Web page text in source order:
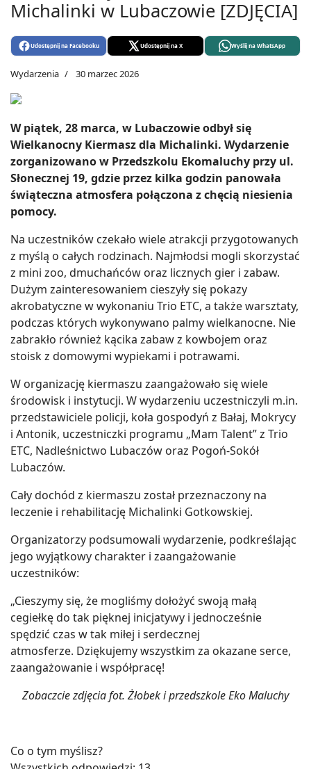
Michalinki w Lubaczowie [ZDJĘCIA]
Udostępnij na Facebooku Udostępnij na X Wyślij na WhatsApp
Wydarzenia 30 marzec 2026
W piątek, 28 marca, w Lubaczowie odbył się
Wielkanocny Kiermasz dla Michalinki. Wydarzenie
zorganizowano w Przedszkolu Ekomaluchy przy ul.
Słonecznej 19, gdzie przez kilka godzin panowała
świąteczna atmosfera połączona z chęcią niesienia
pomocy.
Na uczestników czekało wiele atrakcji przygotowanych
z myślą o całych rodzinach. Najmłodsi mogli skorzystać
z mini zoo, dmuchańców oraz licznych gier i zabaw.
Dużym zainteresowaniem cieszyły się pokazy
akrobatyczne w wykonaniu Trio ETC, a także warsztaty,
podczas których wykonywano palmy wielkanocne. Nie
zabrakło również kącika zabaw z kowbojem oraz
stoisk z domowymi wypiekami i potrawami.
W organizację kiermaszu zaangażowało się wiele
środowisk i instytucji. W wydarzeniu uczestniczyli m.in.
przedstawiciele policji, koła gospodyń z Bałaj, Mokrycy
i Antonik, uczestniczki programu „Mam Talent” z Trio
ETC, Nadleśnictwo Lubaczów oraz Pogoń-Sokół
Lubaczów.
Cały dochód z kiermaszu został przeznaczony na
leczenie i rehabilitację Michalinki Gotkowskiej.
Organizatorzy podsumowali wydarzenie, podkreślając
jego wyjątkowy charakter i zaangażowanie
uczestników:
„Cieszymy się, że mogliśmy dołożyć swoją małą
cegiełkę do tak pięknej inicjatywy i jednocześnie
spędzić czas w tak miłej i serdecznej
atmosferze. Dziękujemy wszystkim za okazane serce,
zaangażowanie i współpracę!
Zobaczcie zdjęcia fot. Żłobek i przedszkole Eko Maluchy
Co o tym myślisz?